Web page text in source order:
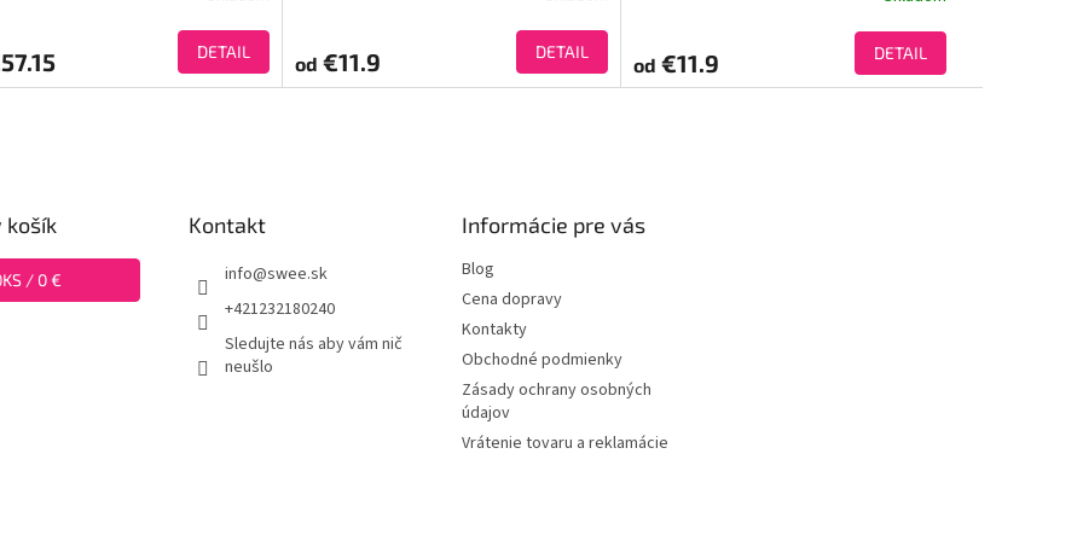
DETAIL
od €11.9 DETAIL
od €11.9 DETAIL
košík
KS / 0 €
Kontakt
info@swee.sk
+421232180240
Sledujte nás aby vám nič
neušlo
Informácie pre vás
Blog
Cena dopravy
Kontakty
Obchodné podmienky
Zásady ochrany osobných
údajov
Vrátenie tovaru a reklamácie